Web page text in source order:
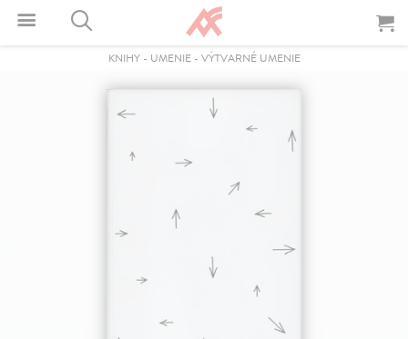
KNIHY- UMENIE- VÝTVARNÉ UMENIE